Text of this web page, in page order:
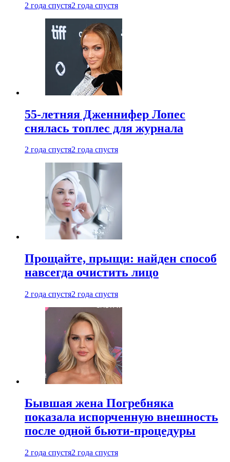
2 года спустя2 года спустя
55-летняя Дженнифер Лопес
снялась топлес для журнала
2 года спустя2 года спустя
Прощайте, прыщи: найден способ
навсегда очистить лицо
2 года спустя2 года спустя
Бывшая жена Погребняка
показала испорченную внешность
после одной бьюти-процедуры
2 года спустя2 года спустя